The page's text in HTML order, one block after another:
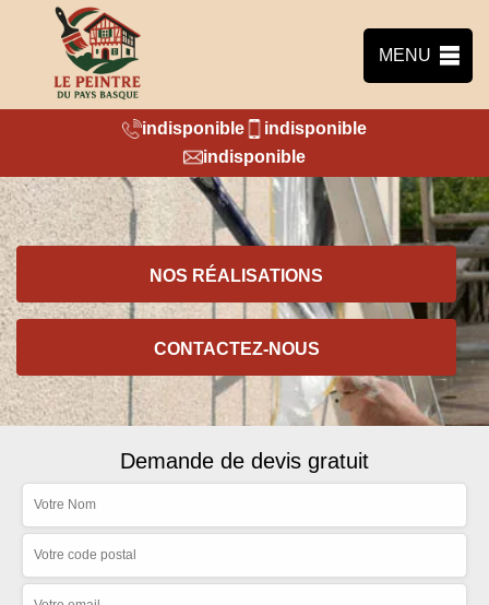
MENU
indisponible
indisponible
indisponible
NOS RÉALISATIONS
CONTACTEZ-NOUS
Demande de devis gratuit